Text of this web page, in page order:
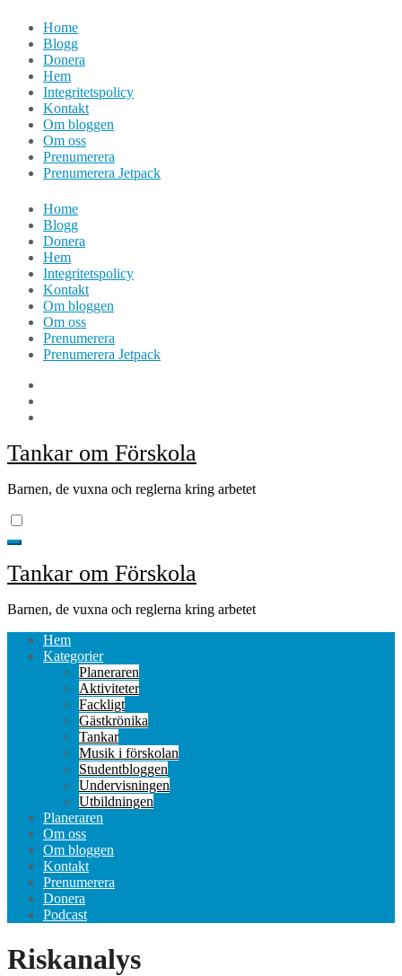
Hoppa
innehåll
Home
Blogg
Donera
Hem
Integritetspolicy
Kontakt
Om bloggen
Om oss
Prenumerera
Prenumerera Jetpack
Home
Blogg
Donera
Hem
Integritetspolicy
Kontakt
Om bloggen
Om oss
Prenumerera
Prenumerera Jetpack
Tankar om Förskola
Barnen, de vuxna och reglerna kring arbetet
Tankar om Förskola
Barnen, de vuxna och reglerna kring arbetet
Hem
Kategorier
Planeraren
Aktiviteter
Fackligt
Gästkrönika
Tankar
Musik i förskolan
Studentbloggen
Undervisningen
Utbildningen
Planeraren
Om oss
Om bloggen
Kontakt
Prenumerera
Donera
Podcast
Riskanalys